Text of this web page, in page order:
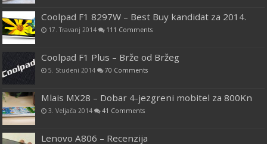
Coolpad F1 8297W – Best Buy kandidat za 2014.
17. Travanj 2014 111 Comments
Coolpad F1 Plus – Brže od Bržeg
5. Studeni 2014 70 Comments
Mlais MX28 – Dobar 4-jezgreni mobitel za 800Kn
3. Veljača 2014 41 Comments
Lenovo A806 – Recenzija